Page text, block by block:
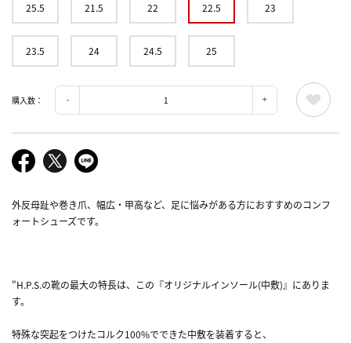
25.5 21.5 22 22.5 23
23.5 24 24.5 25
購入数：
外反母趾や巻き爪、幅広・甲高など、足に悩みがある方におすすめのコンフ
ォートシューズです。
"H.P.S.の靴の最大の特長は、この『オリジナルインソール(中敷)』にありま
す。
特殊な突起をつけたコルク100%でできた中敷を装着すると、